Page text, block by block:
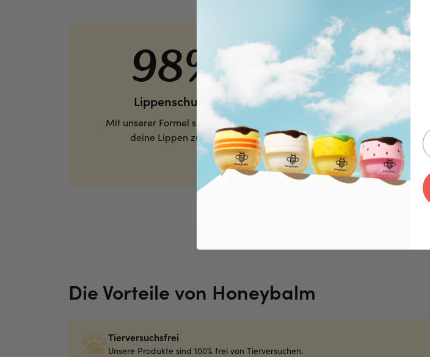
98%
Lippenschutz 🔒
Mit unserer Formel schützen wir
deine Lippen zu 98%.
Lieben unsere
😋
Mindestens 99%
liebt unsere
Die Vorteile von Honeybalm
Tierversuchsfrei
Unsere Produkte sind 100% frei von Tierversuchen.